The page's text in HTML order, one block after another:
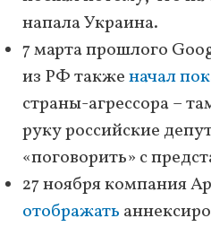
напала Украина.
7 марта прошлого
из РФ такженачал
страны-агрессора –
руку российские
«поговорить» с
27 ноября компания
отображать